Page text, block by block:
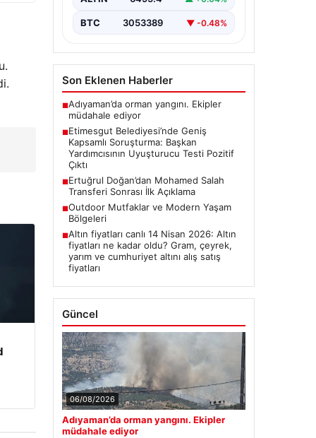
Ankara’nın Etimesgut ilçesinde
yürütülen kapsamlı soruşturma
BTC 3053389 ▼ -0.48%
Son Eklenen Haberler
■Adıyaman’da orman yangını. Ekipler
müdahale ediyor
■Etimesgut Belediyesi’nde Geniş
Kapsamlı Soruşturma: Başkan
Yardımcısının Uyuşturucu Testi Pozitif
Çıktı
■Ertuğrul Doğan’dan Mohamed Salah
Transferi Sonrası İlk Açıklama
■Outdoor Mutfaklar ve Modern Yaşam
Bölgeleri
■Altın fiyatları canlı 14 Nisan 2026: Altın
fiyatları ne kadar oldu? Gram, çeyrek,
yarım ve cumhuriyet altını alış satış
fiyatları
Güncel
06/08/2026
Adıyaman’da orman yangını. Ekipler
müdahale ediyor